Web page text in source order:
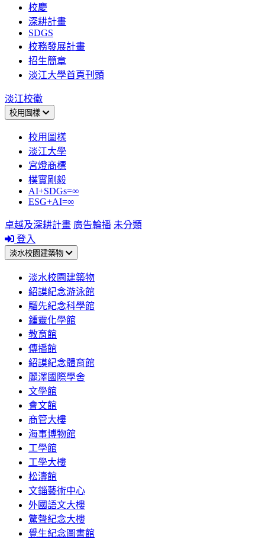
校慶
深耕計畫
SDGS
校務發展計畫
招生簡章
淡江大學首頁刊頭
淡江校徽
校用圖樣
校用圖樣
淡江大學
宮燈商標
樸實剛毅
AI+SDGs=∞
ESG+AI=∞
卓越及深耕計畫 廣告輪播 未分類
登入
淡水校園建築物
淡水校園建築物
紹謨紀念游泳館
騮先紀念科學館
鍾靈化學館
教育館
傳播館
紹謨紀念體育館
麗澤國際學舍
文學館
會文館
商管大樓
海事博物館
工學館
工學大樓
松濤館
文錙藝術中心
外國語文大樓
驚聲紀念大樓
覺生紀念圖書館